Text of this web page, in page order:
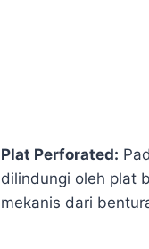
Plat Perforated:
dilindungi oleh plat
mekanis dari